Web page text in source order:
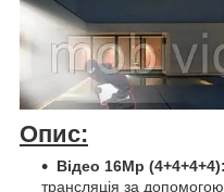
Опис:
Відео 16Mp (4+4+4+4):
трансляція за